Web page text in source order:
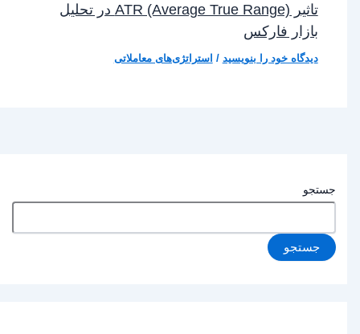
جستجو
جستجو
تاثیر ATR (Average True Range) در تحلیل
بازار فارکس
دیدگاه‌ خود را بنویسید /استراتژی‌های معاملاتی